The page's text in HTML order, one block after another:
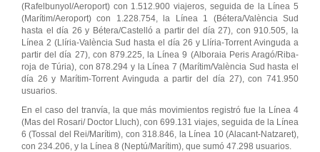
(Rafelbunyol/Aeroport) con 1.512.900 viajeros, seguida de la Línea 5
(Marítim/Aeroport) con 1.228.754, la Línea 1 (Bétera/València Sud
hasta el día 26 y Bétera/Castelló a partir del día 27), con 910.505, la
Línea 2 (Llíria-València Sud hasta el día 26 y Llíria-Torrent Avinguda a
partir del día 27), con 879.225, la Línea 9 (Alboraia Peris Aragó/Riba-
roja de Túria), con 878.294 y la Línea 7 (Marítim/València Sud hasta el
día 26 y Marítim-Torrent Avinguda a partir del día 27), con 741.950
usuarios.
En el caso del tranvía, la que más movimientos registró fue la Línea 4
(Mas del Rosari/ Doctor Lluch), con 699.131 viajes, seguida de la Línea
6 (Tossal del Rei/Marítim), con 318.846, la Línea 10 (Alacant-Natzaret),
con 234.206, y la Línea 8 (Neptú/Marítim), que sumó 47.298 usuarios.